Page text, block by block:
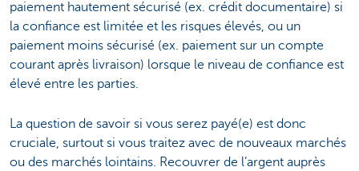
paiement hautement sécurisé (ex. crédit documentaire) si
la confiance est limitée et les risques élevés, ou un
paiement moins sécurisé (ex. paiement sur un compte
courant après livraison) lorsque le niveau de confiance est
élevé entre les parties.
La question de savoir si vous serez payé(e) est donc
cruciale, surtout si vous traitez avec de nouveaux marchés
ou des marchés lointains. Recouvrer de l’argent auprès